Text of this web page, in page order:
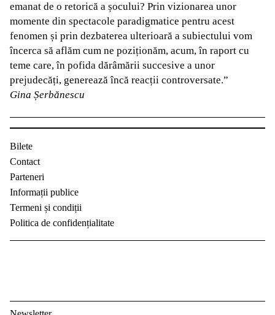
emanat de o retorică a șocului? Prin vizionarea unor
momente din spectacole paradigmatice pentru acest
fenomen și prin dezbaterea ulterioară a subiectului vom
încerca să aflăm cum ne poziționăm, acum, în raport cu
teme care, în pofida dărâmării succesive a unor
prejudecăți, generează încă reacții controversate.”
Gina Șerbănescu
Bilete
Contact
Parteneri
Informații publice
Termeni și condiții
Politica de confidențialitate